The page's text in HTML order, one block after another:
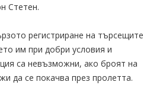
Стетен.
регистриране на търсещите
им при добри условия и
са невъзможни, ако броят на
да се покачва през пролетта.